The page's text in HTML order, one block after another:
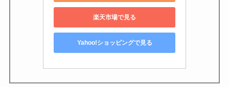
楽天市場で見る
Yahoo!ショッピングで見る